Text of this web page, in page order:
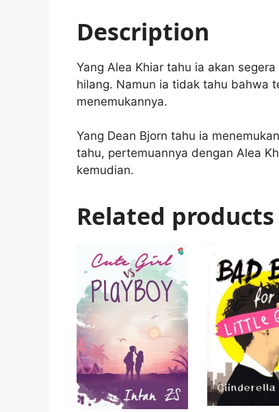
Description
Yang Alea Khiar tahu ia akan
hilang. Namun ia tidak tahu bahwa
menemukannya.
Yang Dean Bjorn tahu ia
tahu, pertemuannya dengan Alea
kemudian.
Related products